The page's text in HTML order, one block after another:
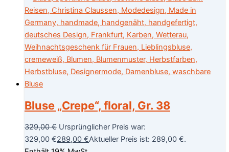
Bluse „Crepe“, floral, Gr. 38
329,00€ Ursprünglicher Preis war:
329,00 €289,00 €Aktueller Preis ist: 289,00 €.